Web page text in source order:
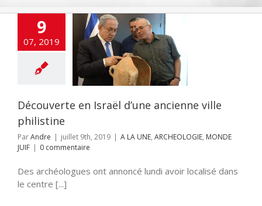
9
07, 2019
en Israël
ville
ARCHEOLOGIE
Découverte en Israël d’une ancienne ville
philistine
ParAndre | juillet 9th, 2019 | A LA UNE, ARCHEOLOGIE, MONDE
JUIF | 0 commentaire
Des archéologues ont annoncé lundi avoir localisé dans
le centre [...]